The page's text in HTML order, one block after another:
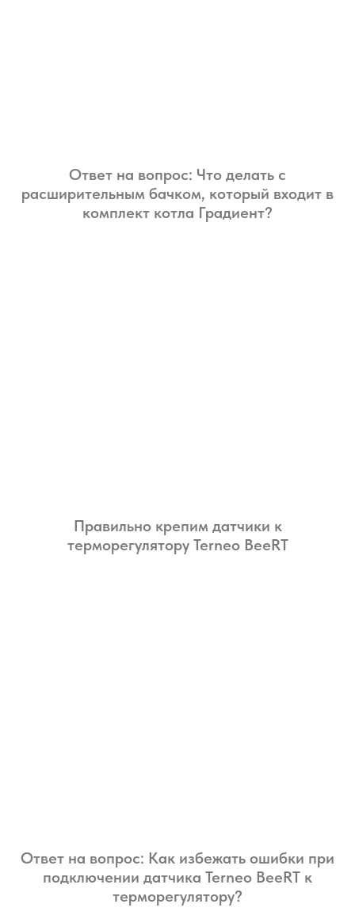
Ответ на вопрос: Что делать с
расширительным бачком, который входит в
комплект котла Градиент?
Правильно крепим датчики к
терморегулятору Terneo BeeRT
Ответ на вопрос: Как избежать ошибки при
подключении датчика Terneo BeeRT к
терморегулятору?